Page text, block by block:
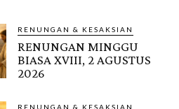
RENUNGAN & KESAKSIAN
RENUNGAN MINGGU
BIASA XVIII, 2 AGUSTUS
2026
RENUNGAN & KESAKSIAN